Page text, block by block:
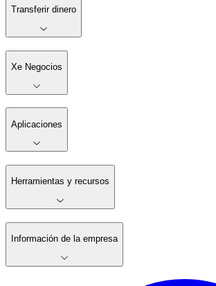
Transferir dinero
Xe Negocios
Aplicaciones
Herramientas y recursos
Información de la empresa